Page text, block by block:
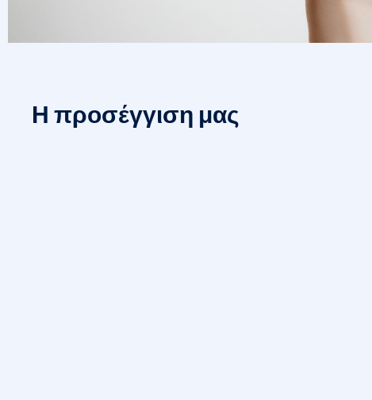
Η προσέγγιση μας